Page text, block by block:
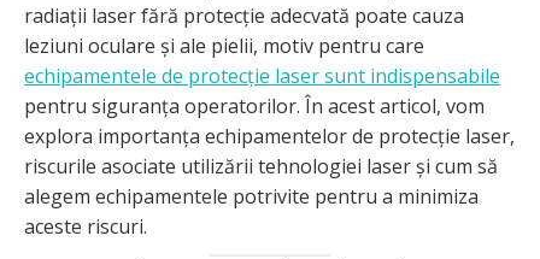
radiații laser fără protecție adecvată poate cauza
leziuni oculare și ale pielii, motiv pentru care
echipamentele de protecție laser sunt indispensabile
pentru siguranța operatorilor. În acest articol, vom
explora importanța echipamentelor de protecție laser,
riscurile asociate utilizării tehnologiei laser și cum să
alegem echipamentele potrivite pentru a minimiza
aceste riscuri.